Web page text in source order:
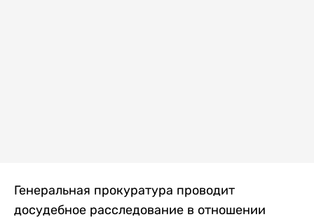
Генеральная прокуратура проводит
досудебное расследование в отношении